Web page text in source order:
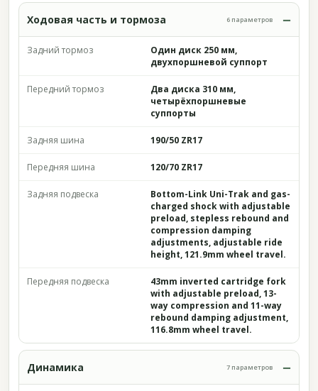
Ходовая часть и тормоза 6 параметров
Задний тормоз
Один диск 250 мм,
двухпоршневой суппорт
Передний тормоз
Два диска 310 мм,
четырёхпоршневые
суппорты
Задняя шина 190/50 ZR17
Передняя шина 120/70 ZR17
Задняя подвеска
Bottom-Link Uni-Trak and gas-
charged shock with adjustable
preload, stepless rebound and
compression damping
adjustments, adjustable ride
height, 121.9mm wheel travel.
Передняя подвеска
43mm inverted cartridge fork
with adjustable preload, 13-
way compression and 11-way
rebound damping adjustment,
116.8mm wheel travel.
Динамика 7 параметров